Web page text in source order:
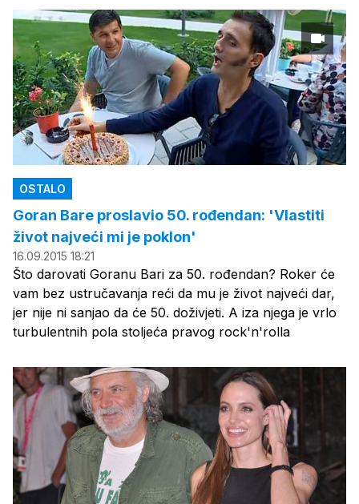
OSTALO
Goran Bare proslavio 50. rođendan: 'Vlastiti
život najveći mi je poklon'
16.09.2015 18:21
Što darovati Goranu Bari za 50. rođendan? Roker će
vam bez ustručavanja reći da mu je život najveći dar,
jer nije ni sanjao da će 50. doživjeti. A iza njega je vrlo
turbulentnih pola stoljeća pravog rock'n'rolla